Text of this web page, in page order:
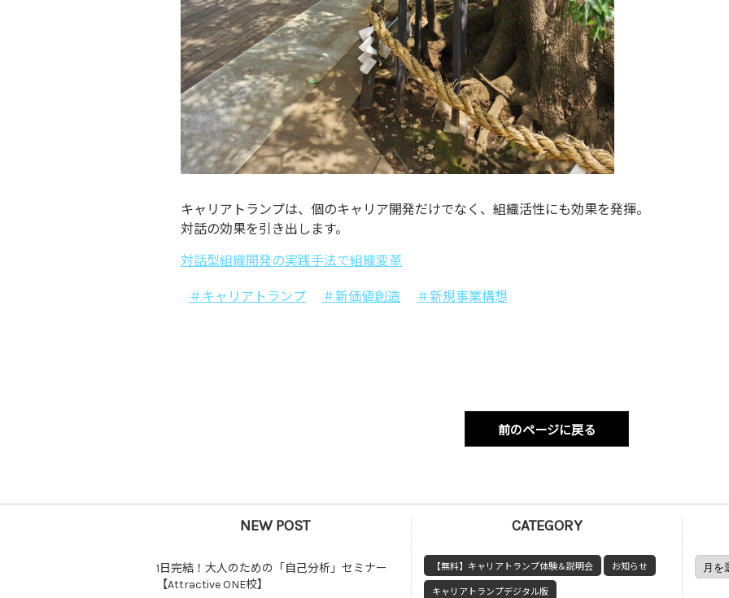
キャリアトランプは、個のキャリア開発だけでなく、組織活性にも効果を発揮。
対話の効果を引き出します。
対話型組織開発の実践手法で組織変革
＃キャリアトランプ ＃新価値創造 ＃新規事業構想
前のページに戻る
NEW POST
1日完結！大人のための「自己分析」セミナー
【Attractive ONE校】
CATEGORY
【無料】キャリアトランプ体験＆説明会 お知らせ
キャリアトランプデジタル版